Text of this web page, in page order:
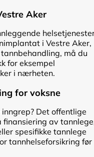
Aker
i Vestre Aker,
må du
for eksempel
i nærheten.
for voksne
Det offentlige
finansiering av
spesifikke tannlege
tannhelseforsikring før